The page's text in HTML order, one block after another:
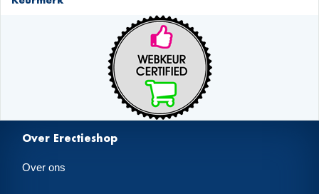
Over Erectieshop
Over ons